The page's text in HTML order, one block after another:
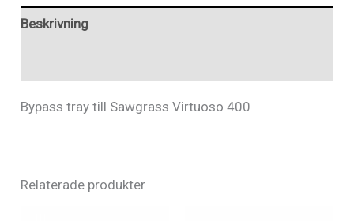
400
mängd
Beskrivning
Bypass tray till Sawgrass Virtuoso 400
Relaterade produkter